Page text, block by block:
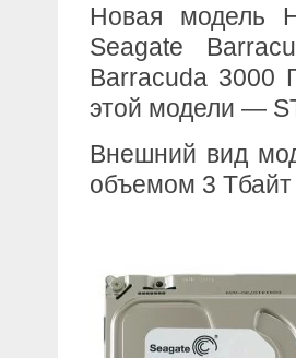
Новая модель
Seagate
Barracuda 3000
этой модели —
Внешний вид
объемом 3 Тбайт